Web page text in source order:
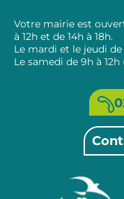
Votre mairie est
à 12h et de 14h à 18h.
Le mardi et le jeudi de
Le samedi de 9h à